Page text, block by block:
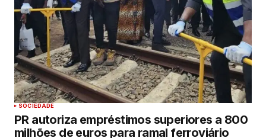
SOCIEDADE
PR autoriza empréstimos superiores a 800
milhões de euros para ramal ferroviário